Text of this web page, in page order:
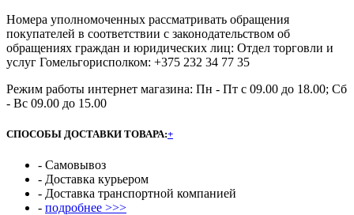
Номера уполномоченных рассматривать обращения
покупателей в соответствии с законодательством об
обращениях граждан и юридических лиц: Отдел торговли и
услуг Гомельгорисполком: +375 232 34 77 35
Режим работы интернет магазина: Пн - Пт с 09.00 до 18.00; Сб
- Вс 09.00 до 15.00
СПОСОБЫ ДОСТАВКИ ТОВАРА:+
- Самовывоз
- Доставка курьером
- Доставка транспортной компанией
- подробнее >>>